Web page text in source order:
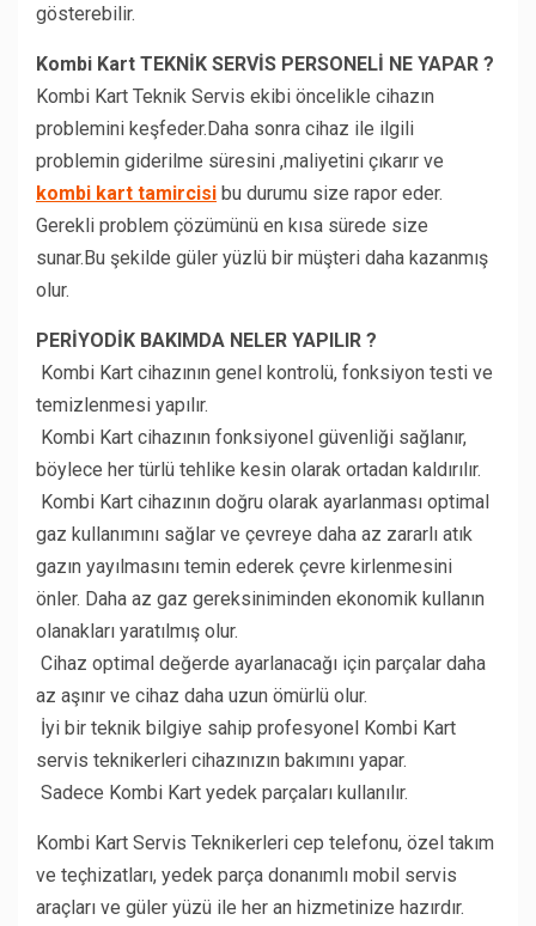
gösterebilir.
Kombi Kart TEKNİK SERVİS PERSONELİ NE YAPAR ?
Kombi Kart Teknik Servis ekibi öncelikle cihazın
problemini keşfeder.Daha sonra cihaz ile ilgili
problemin giderilme süresini ,maliyetini çıkarır ve
kombi kart tamircisi bu durumu size rapor eder.
Gerekli problem çözümünü en kısa sürede size
sunar.Bu şekilde güler yüzlü bir müşteri daha kazanmış
olur.
PERİYODİK BAKIMDA NELER YAPILIR ?
Kombi Kart cihazının genel kontrolü, fonksiyon testi ve
temizlenmesi yapılır.
Kombi Kart cihazının fonksiyonel güvenliği sağlanır,
böylece her türlü tehlike kesin olarak ortadan kaldırılır.
Kombi Kart cihazının doğru olarak ayarlanması optimal
gaz kullanımını sağlar ve çevreye daha az zararlı atık
gazın yayılmasını temin ederek çevre kirlenmesini
önler. Daha az gaz gereksiniminden ekonomik kullanın
olanakları yaratılmış olur.
Cihaz optimal değerde ayarlanacağı için parçalar daha
az aşınır ve cihaz daha uzun ömürlü olur.
İyi bir teknik bilgiye sahip profesyonel Kombi Kart
servis teknikerleri cihazınızın bakımını yapar.
Sadece Kombi Kart yedek parçaları kullanılır.
Kombi Kart Servis Teknikerleri cep telefonu, özel takım
ve teçhizatları, yedek parça donanımlı mobil servis
araçları ve güler yüzü ile her an hizmetinize hazırdır.